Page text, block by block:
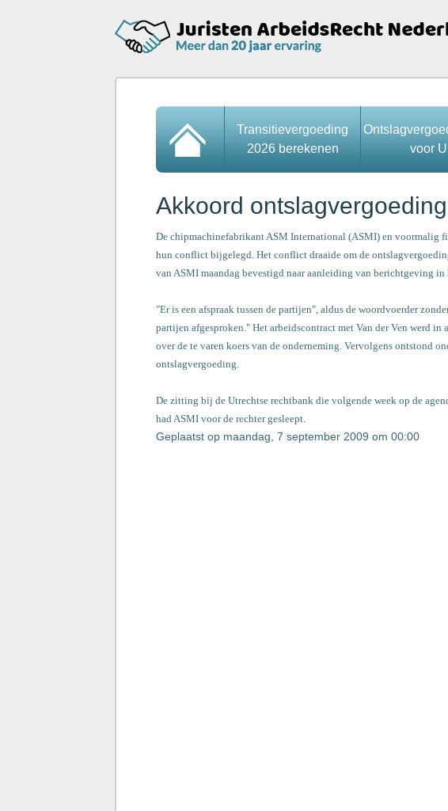
Transitievergoeding
2026 berekenen
voor U
Akkoord
De chipmachinefabrikant ASM International (ASMI) en voormalig
hun conflict bijgelegd. Het conflict draaide om de
van ASMI maandag bevestigd naar aanleiding van berichtgeving
"Er is een afspraak tussen de partijen", aldus de woordvoerder
partijen afgesproken." Het arbeidscontract met Van der Ven werd
over de te varen koers van de onderneming. Vervolgens ontstond
ontslagvergoeding.
De zitting bij de Utrechtse rechtbank die volgende week op de
had ASMI voor de rechter gesleept.
Geplaatst op maandag, 7 september 2009 om 00:00